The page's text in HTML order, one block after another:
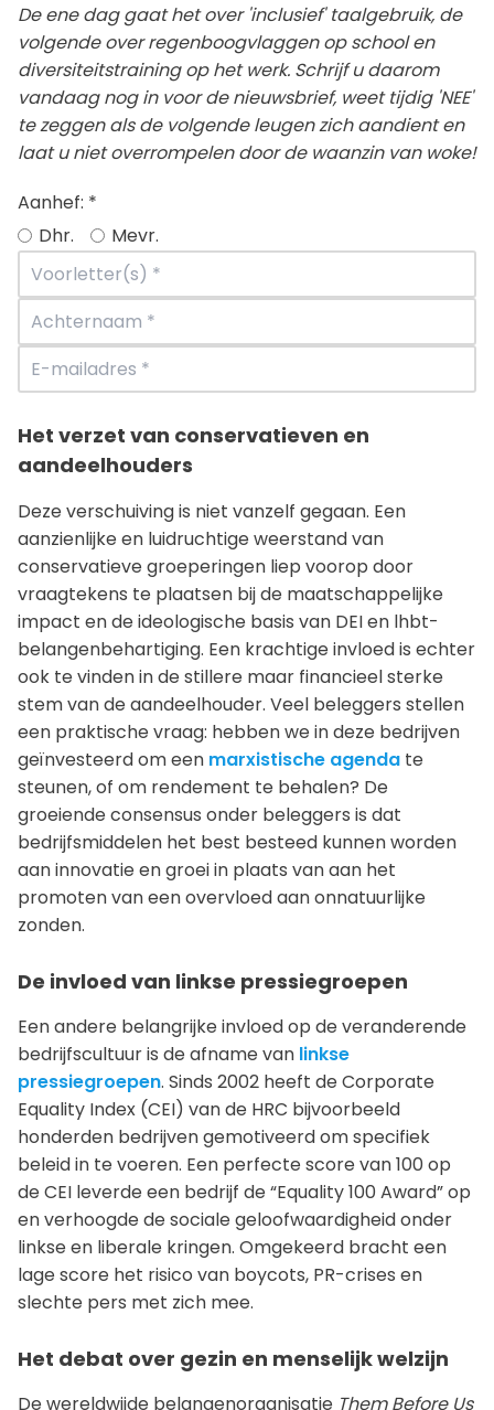
De ene dag gaat het over 'inclusief' taalgebruik, de
volgende over regenboogvlaggen op school en
diversiteitstraining op het werk. Schrijf u daarom
vandaag nog in voor de nieuwsbrief, weet tijdig 'NEE'
te zeggen als de volgende leugen zich aandient en
laat u niet overrompelen door de waanzin van woke!
Aanhef: *
Dhr.
Mevr.
Het verzet van conservatieven en
aandeelhouders
Deze verschuiving is niet vanzelf gegaan. Een
aanzienlijke en luidruchtige weerstand van
conservatieve groeperingen liep voorop door
vraagtekens te plaatsen bij de maatschappelijke
impact en de ideologische basis van DEI en lhbt-
belangenbehartiging. Een krachtige invloed is echter
ook te vinden in de stillere maar financieel sterke
stem van de aandeelhouder. Veel beleggers stellen
een praktische vraag: hebben we in deze bedrijven
geïnvesteerd om een marxistische agenda te
steunen, of om rendement te behalen? De
groeiende consensus onder beleggers is dat
bedrijfsmiddelen het best besteed kunnen worden
aan innovatie en groei in plaats van aan het
promoten van een overvloed aan onnatuurlijke
zonden.
De invloed van linkse pressiegroepen
Een andere belangrijke invloed op de veranderende
bedrijfscultuur is de afname van linkse
pressiegroepen. Sinds 2002 heeft de Corporate
Equality Index (CEI) van de HRC bijvoorbeeld
honderden bedrijven gemotiveerd om specifiek
beleid in te voeren. Een perfecte score van 100 op
de CEI leverde een bedrijf de “Equality 100 Award” op
en verhoogde de sociale geloofwaardigheid onder
linkse en liberale kringen. Omgekeerd bracht een
lage score het risico van boycots, PR-crises en
slechte pers met zich mee.
Het debat over gezin en menselijk welzijn
De wereldwijde belangenorganisatie Them Before Us